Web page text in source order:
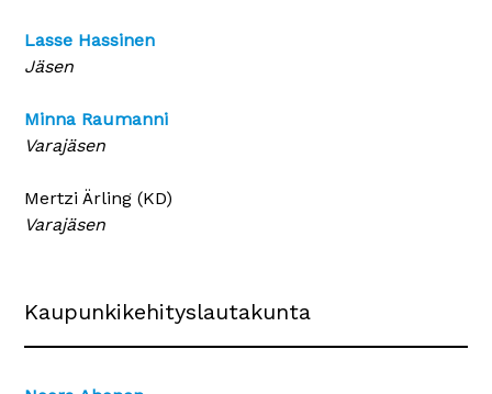
Lasse Hassinen
Jäsen
Minna Raumanni
Varajäsen
Mertzi Ärling (KD)
Varajäsen
Kaupunkikehityslautakunta